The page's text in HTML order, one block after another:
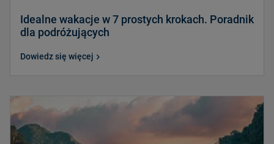
Idealne wakacje w 7 prostych krokach. Poradnik
dla podróżujących
Dowiedz się więcej